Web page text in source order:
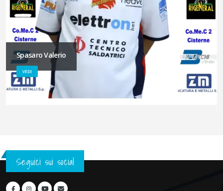
Spasaro Valerio
VEDI
Seguici sui social